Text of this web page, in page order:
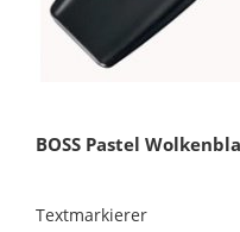
BOSS Pastel
Textmarkierer